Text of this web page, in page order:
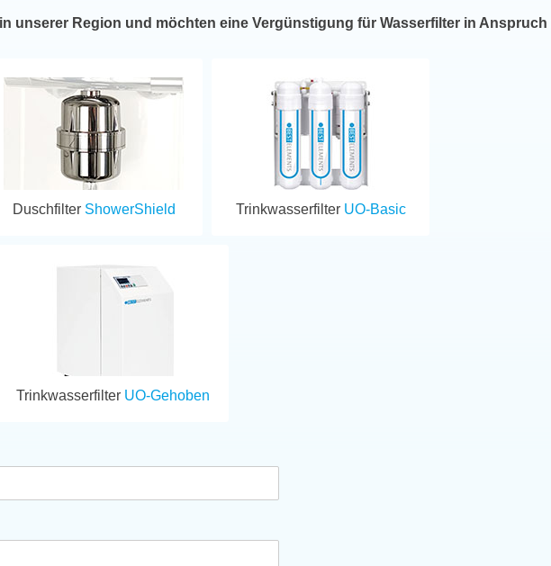
unserer Region und möchten eine Vergünstigung für Wasserfilter in Anspruch
Duschfilter ShowerShield Trinkwasserfilter UO-Basic
Trinkwasserfilter UO-Gehoben